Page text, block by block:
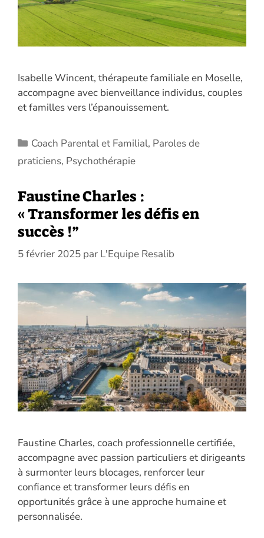
Isabelle Wincent, thérapeute familiale en Moselle,
accompagne avec bienveillance individus, couples
et familles vers l’épanouissement.
Catégories
Coach Parental et Familial, Paroles de
praticiens, Psychothérapie
Faustine Charles :
« Transformer les défis en
succès !”
5 février 2025 par L'Equipe Resalib
Faustine Charles, coach professionnelle certifiée,
accompagne avec passion particuliers et dirigeants
à surmonter leurs blocages, renforcer leur
confiance et transformer leurs défis en
opportunités grâce à une approche humaine et
personnalisée.